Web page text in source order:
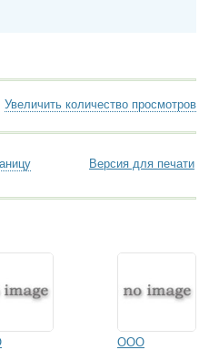
Увеличить количество просмотров
Версия для печати
ООО